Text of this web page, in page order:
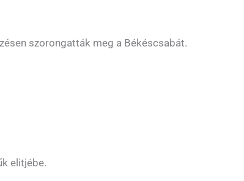
szorongatták meg a Békéscsabát.
elitjébe.